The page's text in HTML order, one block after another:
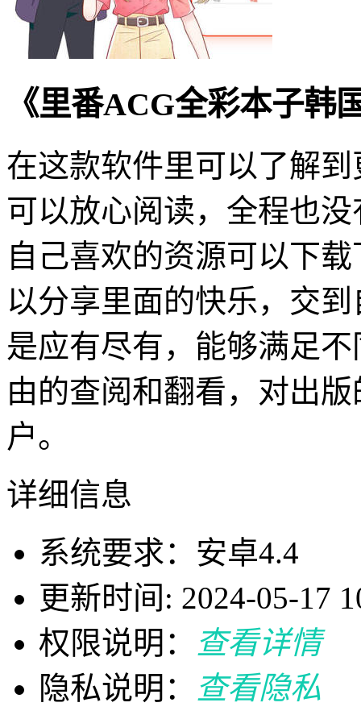
《里番ACG全彩本子韩
在这款软件里可以了解
可以放心阅读，全程也
自己喜欢的资源可以下
以分享里面的快乐，交
是应有尽有，能够满足
由的查阅和翻看，对出
户。
详细信息
系统要求：安卓4.4
更新时间: 2024-05-17
权限说明：
查看详情
隐私说明：
查看隐私